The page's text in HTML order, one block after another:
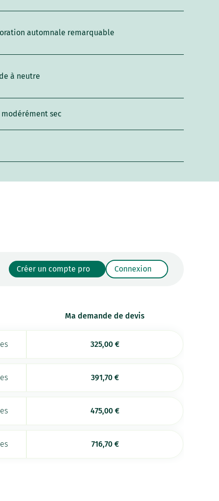
automnale remarquable
à neutre
modérément sec
Créer un compte pro Connexion
Ma demande de devis
325,00€
391,70€
475,00€
716,70 €